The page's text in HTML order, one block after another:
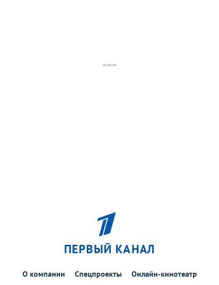
ПЕРВЫЙ КАНАЛ
О компании Спецпроекты
Онлайн-кинотеатр